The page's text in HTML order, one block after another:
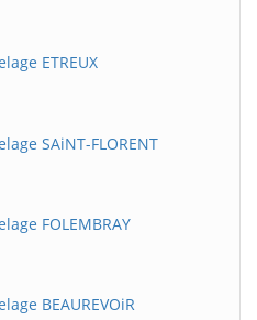
ETREUX
SAiNT-FLORENT
FOLEMBRAY
BEAUREVOiR